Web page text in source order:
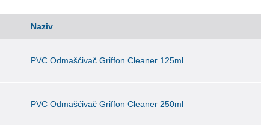
Naziv
PVC Odmašćivač Griffon Cleaner 125ml
PVC Odmašćivač Griffon Cleaner 250ml